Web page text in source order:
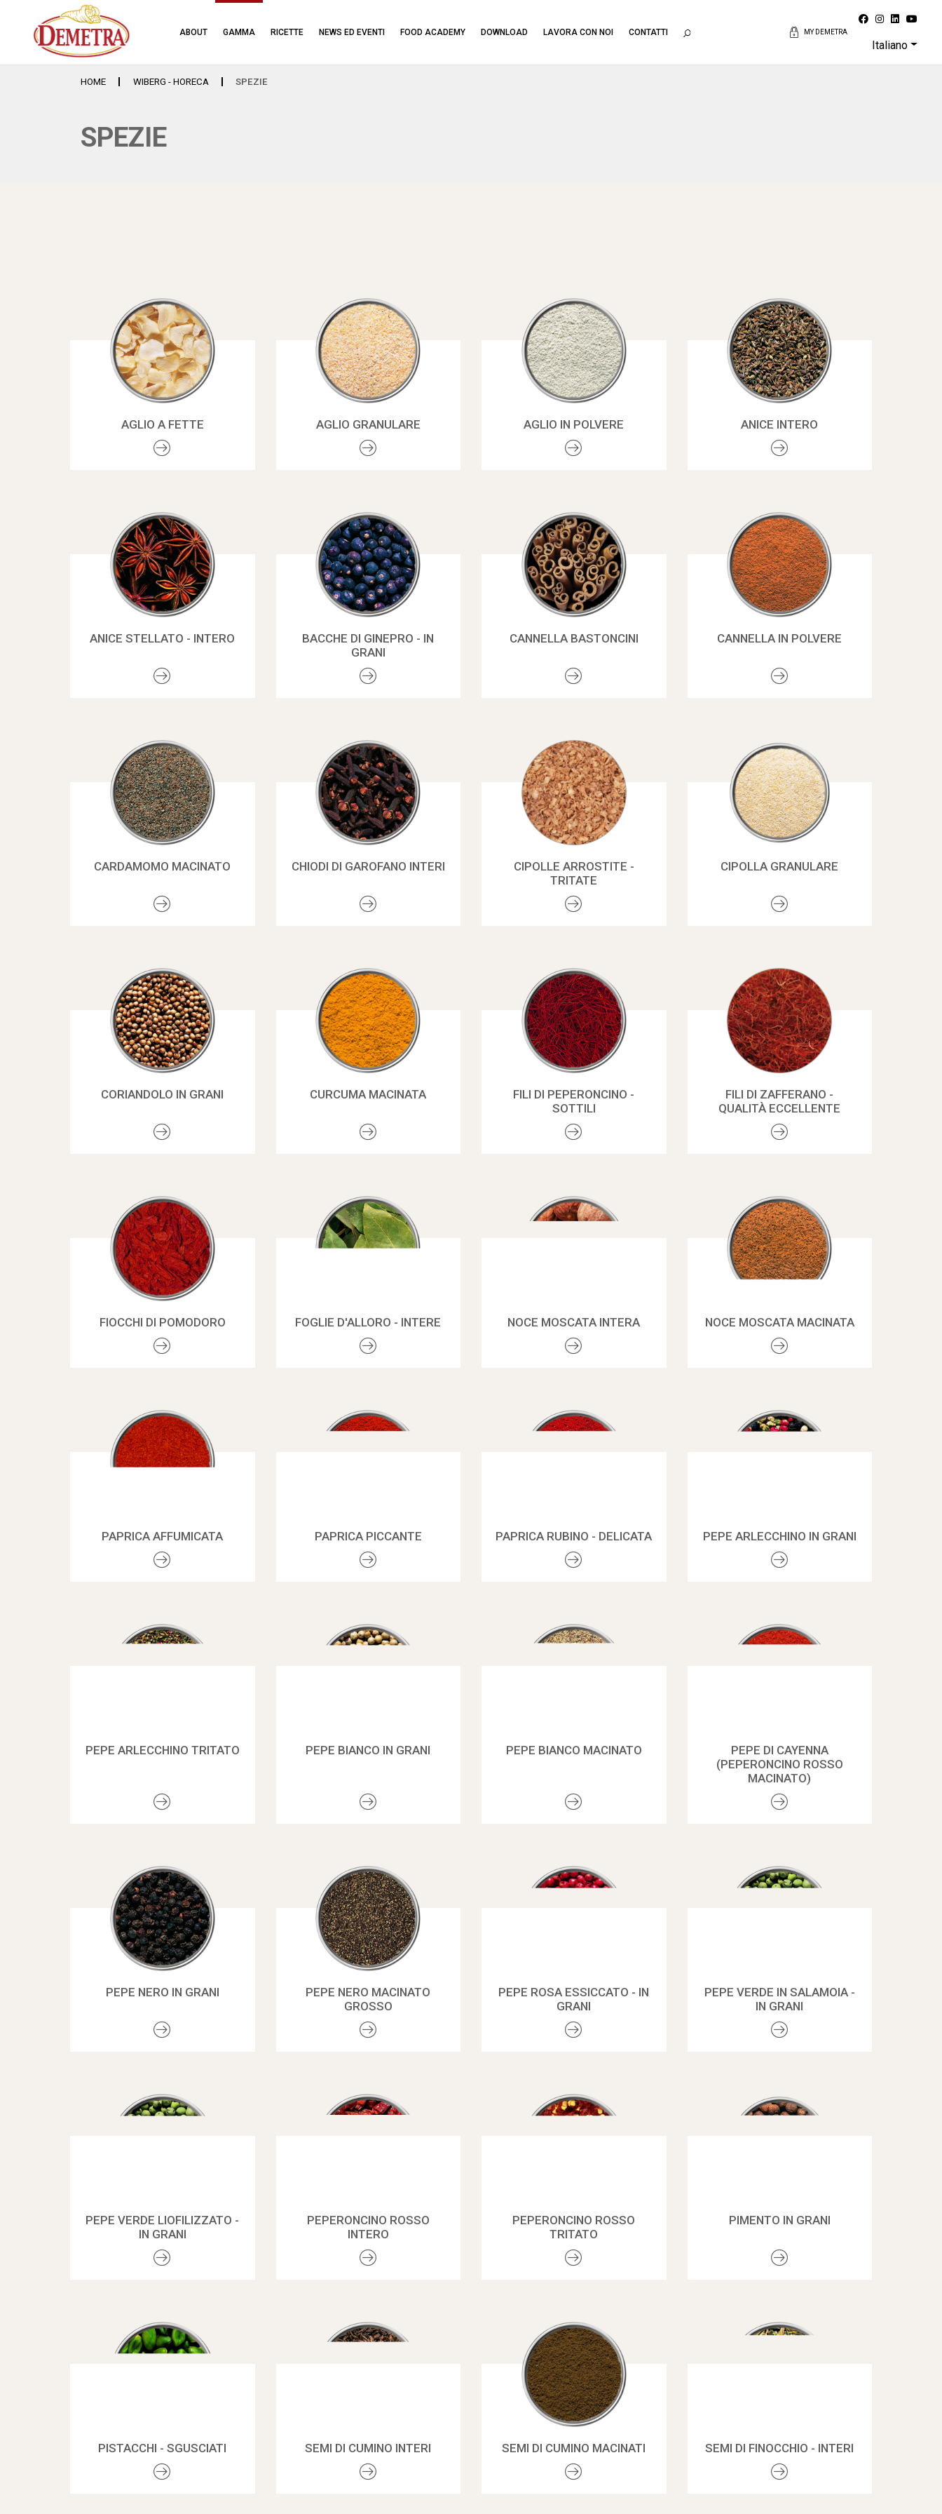
ABOUT GAMMA RICETTE NEWS ED EVENTI FOOD ACADEMY DOWNLOAD LAVORA CON NOI CONTATTI MY DEMETRA
Italiano
HOME WIBERG - HORECA SPEZIE
SPEZIE
AGLIO A FETTE AGLIO GRANULARE AGLIO IN POLVERE ANICE INTERO
ANICE STELLATO - INTERO
BACCHE DI GINEPRO - IN
GRANI
CANNELLA BASTONCINI CANNELLA IN POLVERE
CARDAMOMO MACINATO CHIODI DI GAROFANO INTERI
CIPOLLE ARROSTITE -
TRITATE
CIPOLLA GRANULARE
CORIANDOLO IN GRANI CURCUMA MACINATA
FILI DI PEPERONCINO -
SOTTILI
FILI DI ZAFFERANO -
QUALITÀ ECCELLENTE
FIOCCHI DI POMODORO FOGLIE D'ALLORO - INTERE NOCE MOSCATA INTERA NOCE MOSCATA MACINATA
PAPRICA AFFUMICATA PAPRICA PICCANTE PAPRICA RUBINO - DELICATA PEPE ARLECCHINO IN GRANI
PEPE ARLECCHINO TRITATO PEPE BIANCO IN GRANI PEPE BIANCO MACINATO
PEPE DI CAYENNA
(PEPERONCINO ROSSO
MACINATO)
PEPE NERO IN GRANI
PEPE NERO MACINATO
GROSSO
PEPE ROSA ESSICCATO - IN
GRANI
PEPE VERDE IN SALAMOIA -
IN GRANI
PEPE VERDE LIOFILIZZATO -
IN GRANI
PEPERONCINO ROSSO
INTERO
PEPERONCINO ROSSO
TRITATO
PIMENTO IN GRANI
PISTACCHI - SGUSCIATI SEMI DI CUMINO INTERI SEMI DI CUMINO MACINATI SEMI DI FINOCCHIO - INTERI